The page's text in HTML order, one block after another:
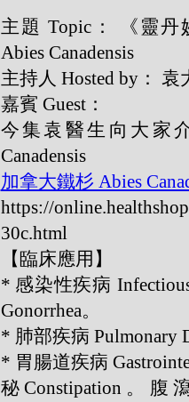
主題 Topic： 《靈丹
Abies Canadensis
主持人 Hosted by：
嘉賓 Guest：
今集袁醫生向大家
Canadensis
加拿大鐵杉 Abies
https://
30c.html
【臨床應用】
* 感染性疾病
Gonorrhea。
* 肺部疾病 Pulmonary
* 胃腸道疾病
秘Constipation。腹